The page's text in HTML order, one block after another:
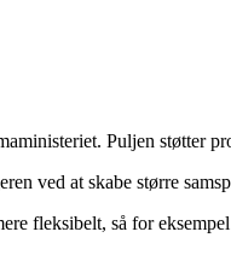
Puljen støtter
ved at skabe større
fleksibelt, så for